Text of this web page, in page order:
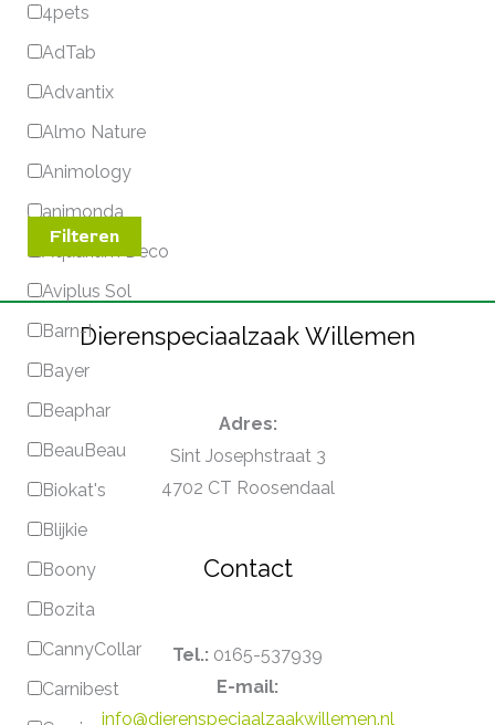
4pets
AdTab
Advantix
Almo Nature
Animology
animonda
Aquarium Deco
Aviplus Sol
Barn-I
Bayer
Beaphar
BeauBeau
Biokat's
Blijkie
Boony
Bozita
CannyCollar
Carnibest
Filteren
Dierenspeciaalzaak Willemen
Adres:
Sint Josephstraat 3
4702 CT Roosendaal
Contact
Tel.: 0165-537939
E-mail:
info@dierenspeciaalzaakwillemen.nl